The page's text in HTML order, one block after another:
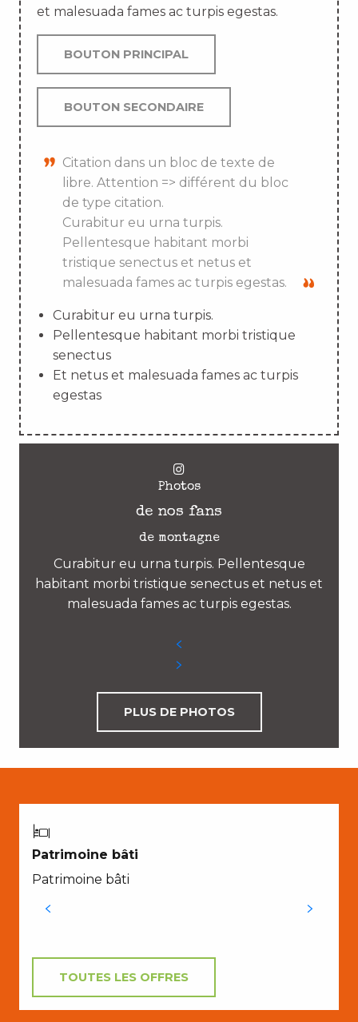
et malesuada fames ac turpis egestas.
BOUTON PRINCIPAL
BOUTON SECONDAIRE
Citation dans un bloc de texte de
libre. Attention => différent du bloc
de type citation.
Curabitur eu urna turpis.
Pellentesque habitant morbi
tristique senectus et netus et
malesuada fames ac turpis egestas.
Curabitur eu urna turpis.
Pellentesque habitant morbi tristique
senectus
Et netus et malesuada fames ac turpis
egestas
Photos
de nos fans
de montagne
Curabitur eu urna turpis. Pellentesque
habitant morbi tristique senectus et netus et
malesuada fames ac turpis egestas.
PLUS DE PHOTOS
Patrimoine bâti
Patrimoine bâti
TOUTES LES OFFRES